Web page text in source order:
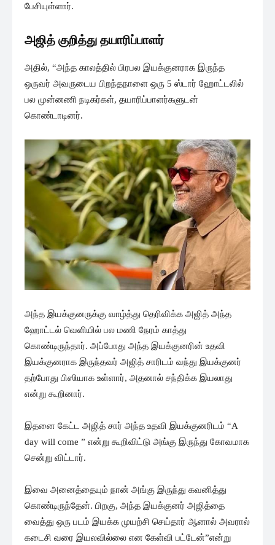
பேசியுள்ளார்.
அஜித் குறித்து தயாரிப்பாளர்
அதில், “அந்த காலத்தில் பிரபல இயக்குனராக இருந்த
ஒருவர் அவருடைய பிறந்தநாளை ஒரு 5 ஸ்டார் ஹோட்டலில்
பல முன்னணி நடிகர்கள், தயாரிப்பாளர்களுடன்
கொண்டாடினர்.
அந்த இயக்குனருக்கு வாழ்த்து தெரிவிக்க அஜித் அந்த
ஹோட்டல் வெளியில் பல மணி நேரம் காத்து
கொண்டிருந்தார். அப்போது அந்த இயக்குனரின் உதவி
இயக்குனராக இருந்தவர் அஜித் சாரிடம் வந்து இயக்குனர்
தற்போது பிஸியாக உள்ளார், அதனால் சந்திக்க இயலாது
என்று கூறினார்.
இதனை கேட்ட அஜித் சார் அந்த உதவி இயக்குனரிடம் “A
day will come ” என்று கூறிவிட்டு அங்கு இருந்து கோவமாக
சென்று விட்டார்.
இவை அனைத்தையும் நான் அங்கு இருந்து கவனித்து
கொண்டிருந்தேன். பிறகு, அந்த இயக்குனர் அஜித்தை
வைத்து ஒரு படம் இயக்க முயற்சி செய்தார் ஆனால் அவரால்
கடைசி வரை இயலவில்லை என கேள்வி பட்டேன்”என்று